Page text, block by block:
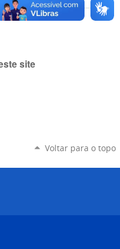
site
Voltar para o topo